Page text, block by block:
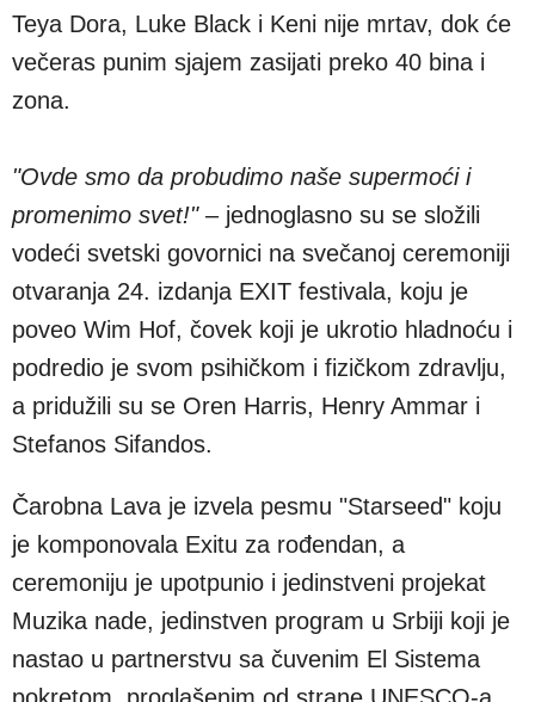
Teya Dora, Luke Black i Keni nije mrtav, dok će
večeras punim sjajem zasijati preko 40 bina i
zona.
"Ovde smo da probudimo naše supermoći i
promenimo svet!"– jednoglasno su se složili
vodeći svetski govornici na svečanoj ceremoniji
otvaranja 24. izdanja EXIT festivala, koju je
poveo Wim Hof, čovek koji je ukrotio hladnoću i
podredio je svom psihičkom i fizičkom zdravlju,
a pridužili su se Oren Harris, Henry Ammar i
Stefanos Sifandos.
Čarobna Lava je izvela pesmu "Starseed" koju
je komponovala Exitu za rođendan, a
ceremoniju je upotpunio i jedinstveni projekat
Muzika nade, jedinstven program u Srbiji koji je
nastao u partnerstvu sa čuvenim El Sistema